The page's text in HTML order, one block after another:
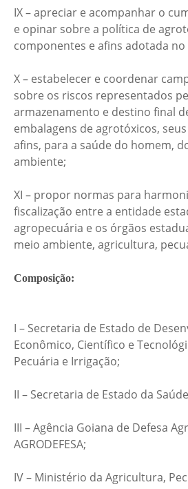
IX – apreciar e acompanhar o
e opinar sobre a política de
componentes e afins adotada no
X – estabelecer e coordenar
sobre os riscos representados
armazenamento e destino final
embalagens de agrotóxicos,
afins, para a saúde do homem,
ambiente;
XI – propor normas para
fiscalização entre a entidade
agropecuária e os órgãos
meio ambiente, agricultura,
Composição:
I – Secretaria de Estado de
Econômico, Científico e
Pecuária e Irrigação;
II – Secretaria de Estado da
III – Agência Goiana de Defesa
AGRODEFESA;
IV – Ministério da Agricultura,